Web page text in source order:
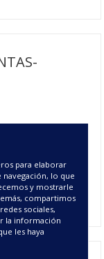
para elaborar
navegación, lo que
y mostrarle
compartimos
sociales,
la información
les haya